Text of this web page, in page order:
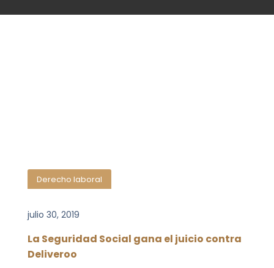
Derecho laboral
julio 30, 2019
La Seguridad Social gana el juicio contra
Deliveroo